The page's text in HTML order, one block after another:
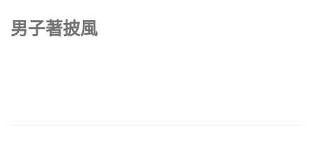
男子著披風